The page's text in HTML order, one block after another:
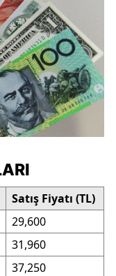
Satış Fiyatı (TL)
29,600
31,960
37,250